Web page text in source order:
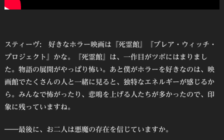
スティーヴ: 好きなホラー映画は『死霊館』『ブレア・ウィッチ・
プロジェクト』かな。『死霊館』は、一作目がツボにはまりまし
た。物語の展開がやっぱり怖い。あと僕がホラーを好きなのは、映
画館でたくさんの人と一緒に見ると、独特なエネルギーが感じるか
ら。みんなで怖がったり、悲鳴を上げる人たちが多かったので、印
象に残っていますね。
――最後に、お二人は悪魔の存在を信じていますか。